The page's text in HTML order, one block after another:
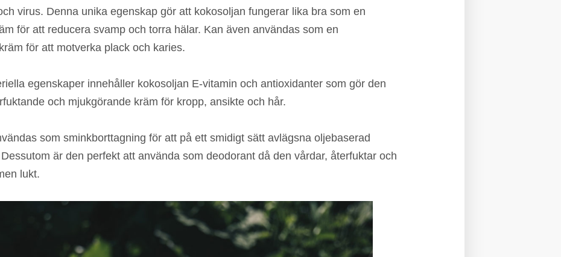
virus. Denna unika egenskap gör att kokosoljan fungerar lika bra som en
för att reducera svamp och torra hälar. Kan även användas som en
för att motverka plack och karies.
egenskaper innehåller kokosoljan E-vitamin och antioxidanter som gör den
och mjukgörande kräm för kropp, ansikte och hår.
som sminkborttagning för att på ett smidigt sätt avlägsna oljebaserad
är den perfekt att använda som deodorant då den vårdar, återfuktar och
lukt.